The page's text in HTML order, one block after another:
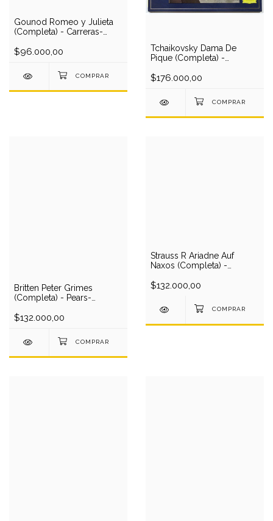
Gounod Romeo y Julieta
(Completa) - Carreras-
vivo)(1983) (2 CD)
$96.000,00
Tchaikovsky Dama De
Pique (Completa) -
Resnik-Weikl-Popp-
Tenzi/Rostropovich (4 LP)
$176.000,00
Britten Peter Grimes
(Completa) - Pears-
Brannigan-Pease/Britten (3
$132.000,00
Strauss R Ariadne Auf
Naxos (Completa) -
Gruberova-Kunz-Kollo-
(3 LP)
$132.000,00